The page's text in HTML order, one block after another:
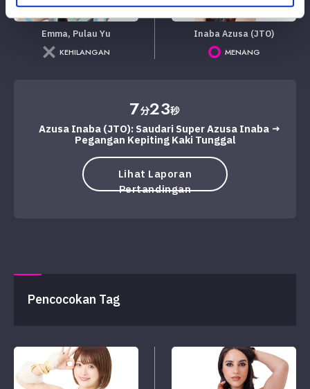
Emma, ​​Pulau Yu
KEHILANGAN
Inaba Azusa (JTO)
MENANG
7分23秒
Azusa Inaba (JTO): Saudari Super Azusa Inaba →
Pegangan Kepiting Kaki Tunggal
Lihat Laporan
Pertandingan
Pencocokan Tag